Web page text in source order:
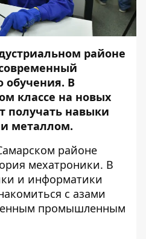
районе
обучения. В
классе на новых
получать навыки
металлом.
районе
мехатроники. В
и информатики
с азами
промышленным